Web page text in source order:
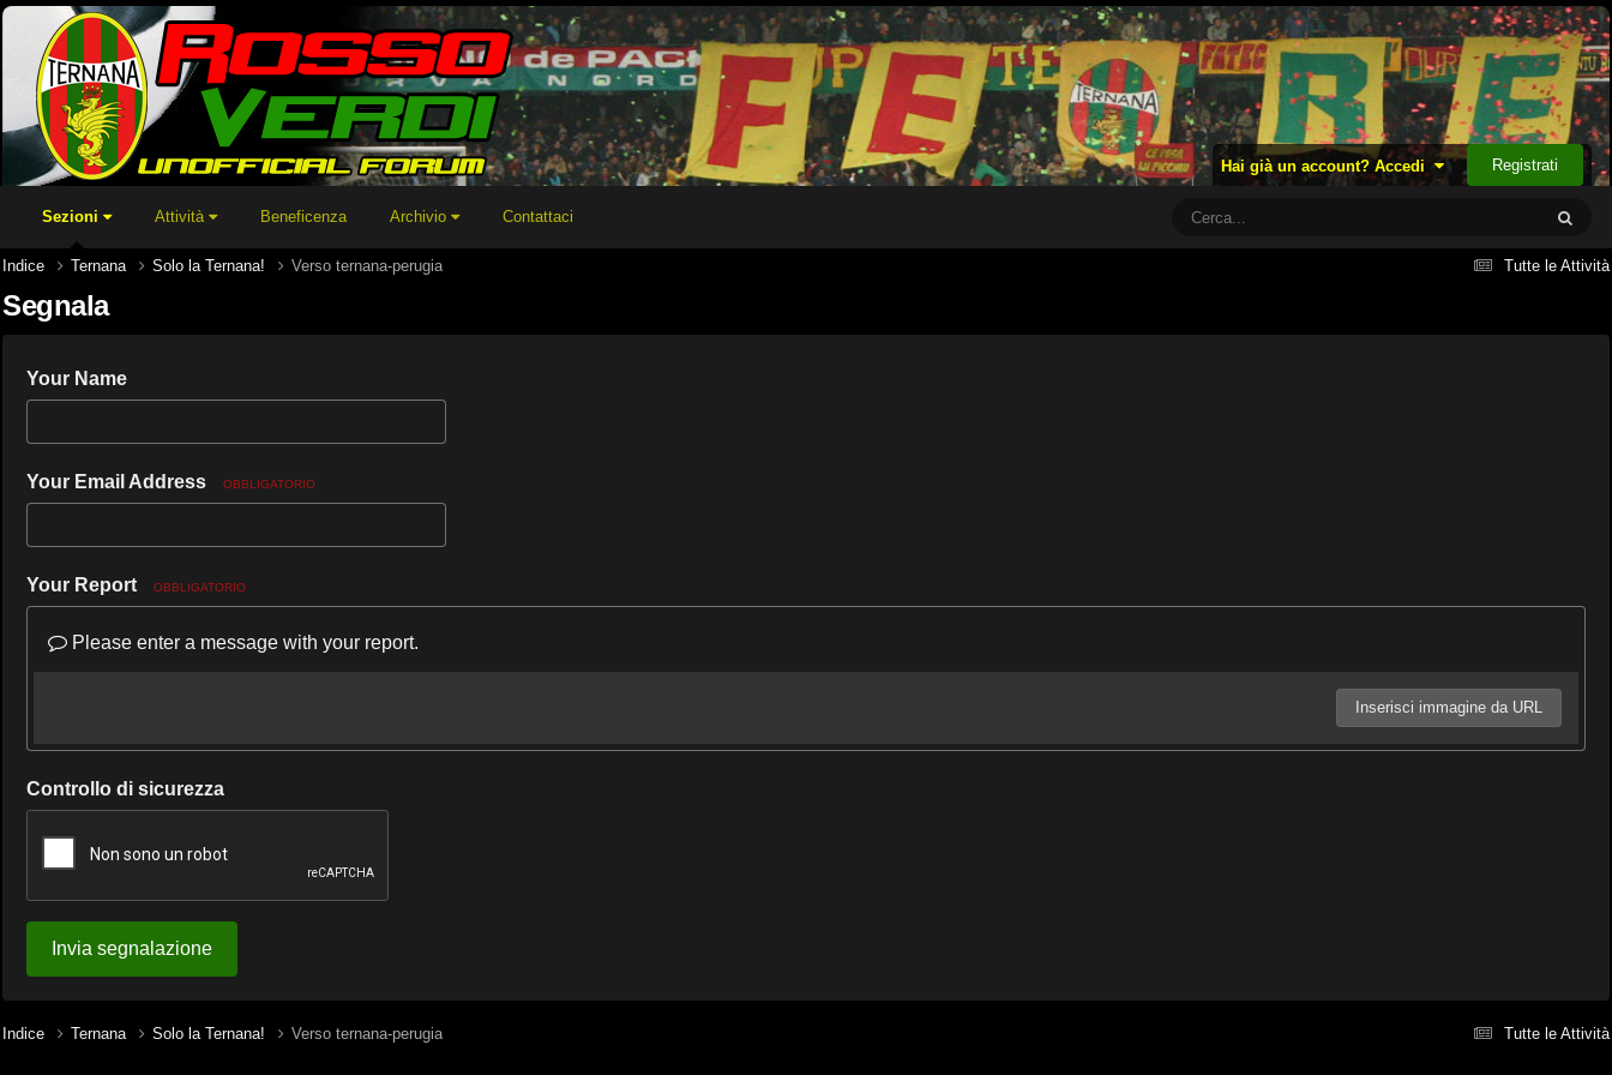
Hai già un account? Accedi Registrati
Sezioni Attività Beneficenza Archivio Contattaci
Tutte le Attività
Indice Ternana Solo la Ternana! Verso ternana-perugia
Segnala
Your Name
Your Email Address OBBLIGATORIO
Your Report OBBLIGATORIO
Please enter a message with your report.
Inserisci immagine da URL
Controllo di sicurezza
Invia segnalazione
Tutte le Attività
Indice Ternana Solo la Ternana! Verso ternana-perugia